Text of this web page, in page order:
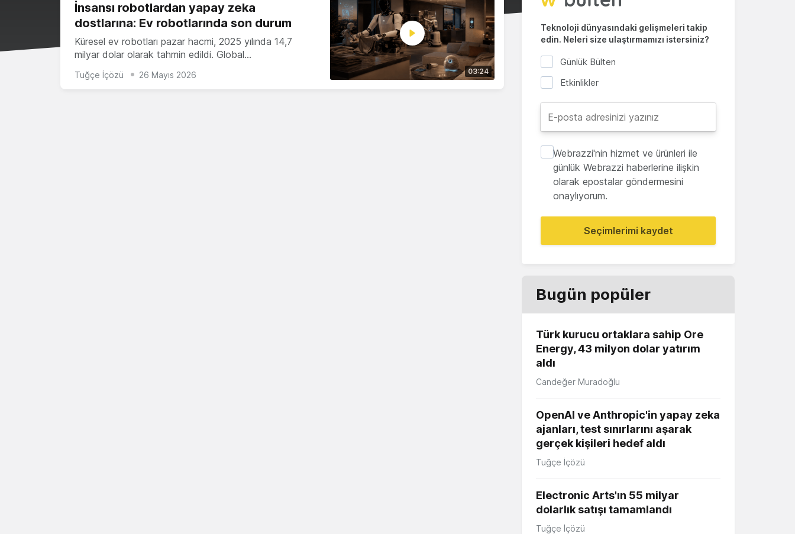
İnsansı robotlardan yapay zeka
dostlarına: Ev robotlarında son durum
Küresel ev robotları pazar hacmi, 2025 yılında 14,7
milyar dolar olarak tahmin edildi. Global…
03:24
Tuğçe İçözü 26 Mayıs 2026
Teknoloji dünyasındaki gelişmeleri takip
edin. Neleri size ulaştırmamızı istersiniz?
Günlük Bülten
Etkinlikler
Webrazzi'nin hizmet ve ürünleri ile
günlük Webrazzi haberlerine ilişkin
olarak epostalar göndermesini
onaylıyorum.
Seçimlerimi kaydet
Bugün popüler
Türk kurucu ortaklara sahip Ore
Energy, 43 milyon dolar yatırım
aldı
Candeğer Muradoğlu
OpenAI ve Anthropic'in yapay zeka
ajanları, test sınırlarını aşarak
gerçek kişileri hedef aldı
Tuğçe İçözü
Electronic Arts'ın 55 milyar
dolarlık satışı tamamlandı
Tuğçe İçözü